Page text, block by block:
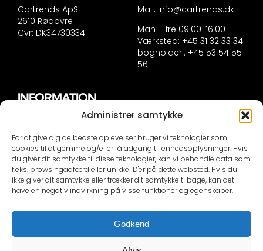
Administrer samtykke
For at give dig de bedste oplevelser bruger vi teknologier som
cookies til at gemme og/eller få adgang til enhedsoplysninger. Hvis
du giver dit samtykke til disse teknologier, kan vi behandle data som
f.eks. browsingadfærd eller unikke ID'er på dette websted. Hvis du
ikke giver dit samtykke eller trækker dit samtykke tilbage, kan det
have en negativ indvirkning på visse funktioner og egenskaber.
Godkend
Cartrends ApS
2610 Rødovre
Cvr: DK34730334
Mail: info@cartrends.dk
Man – fre 09.00-16.00
Værksted: +45 31 32 33 34
bogholderi: +45 53 54 55
56
INFORMATION
Persondatapolitik
Cookie politik
KONTAKTINFORMATION
mailen besvare vi IKKE din mail!
Der bliver sendt en automail ved kontakt om at vi skal